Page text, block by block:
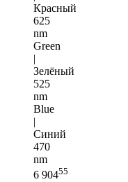
Красный
625
nm
Green
|
Зелёный
525
nm
Blue
|
Синий
470
nm
6 90455